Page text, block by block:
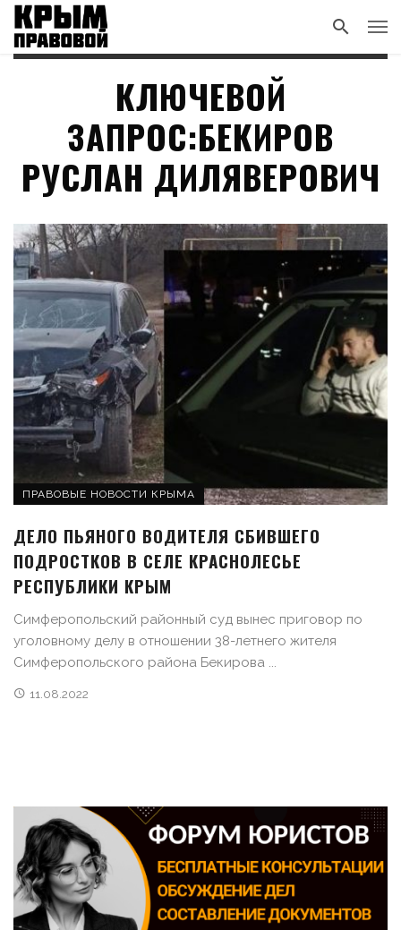
КЛЮЧЕВОЙ
ЗАПРОС:БЕКИРОВ
РУСЛАН ДИЛЯВЕРОВИЧ
ПРАВОВЫЕ НОВОСТИ КРЫМА
ДЕЛО ПЬЯНОГО ВОДИТЕЛЯ СБИВШЕГО
ПОДРОСТКОВ В СЕЛЕ КРАСНОЛЕСЬЕ
РЕСПУБЛИКИ КРЫМ
Симферопольский районный суд вынес приговор по
уголовному делу в отношении 38-летнего жителя
Симферопольского района Бекирова ...
11.08.2022